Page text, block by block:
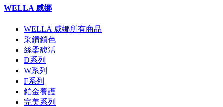
WELLA 威娜
WELLA 威娜所有商品
采鑽鎖色
絲柔馥活
D系列
W系列
F系列
鉑金養護
完美系列